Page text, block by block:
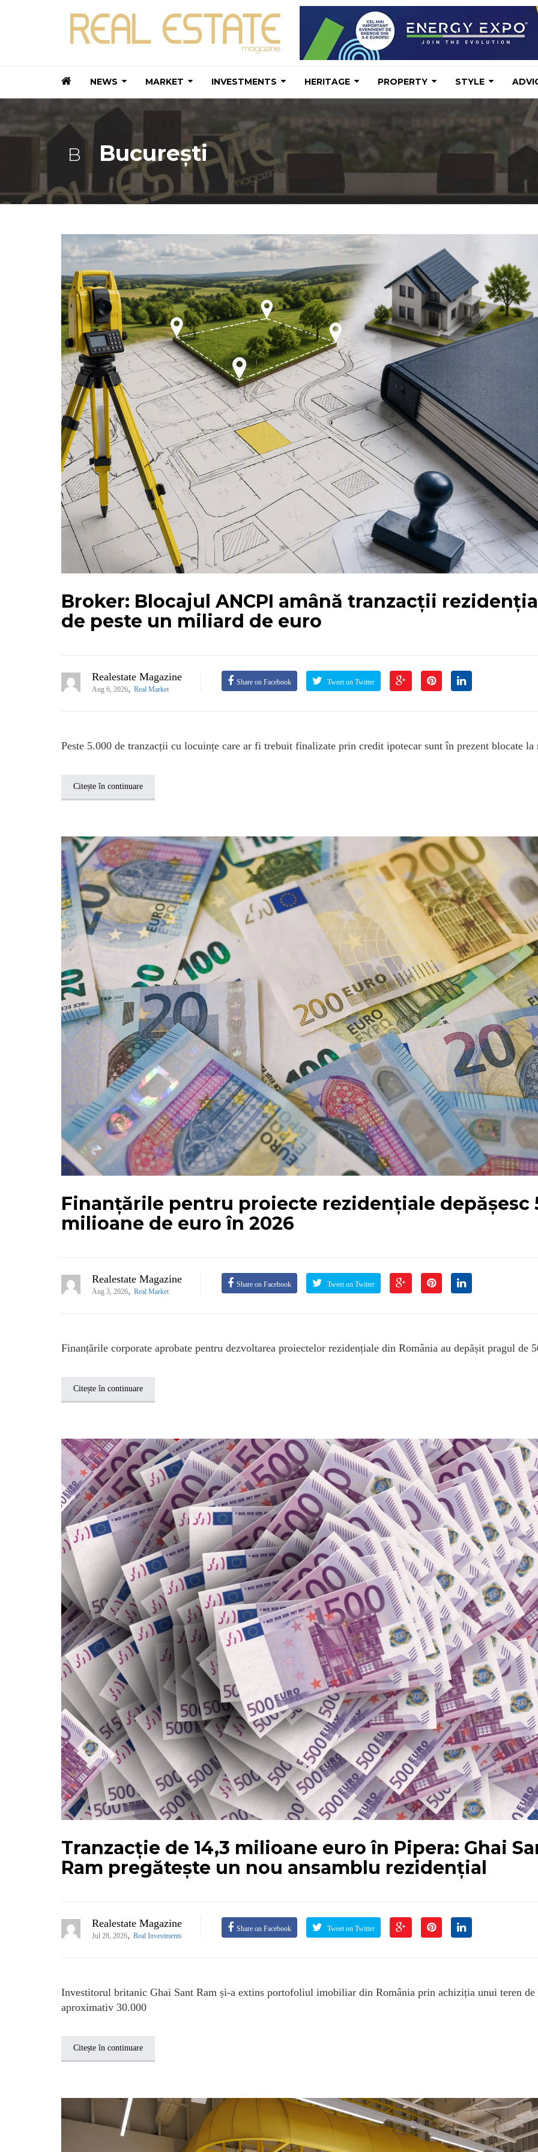
NEWS MARKET INVESTMENTS HERITAGE PROPERTY STYLE
B București
Broker: Blocajul ANCPI amână tranzacții
de peste un miliard de euro
Realestate Magazine
Aug 6, 2026, Real Market
Share on Facebook Tweet on Twitter
Peste 5.000 de tranzacții cu locuințe care ar fi trebuit finalizate prin credit ipotecar sunt în prezent blocate la
Citește în continuare
Finanțările pentru proiecte rezidențiale depășesc
milioane de euro în 2026
Realestate Magazine
Aug 3, 2026, Real Market
Share on Facebook Tweet on Twitter
Finanțările corporate aprobate pentru dezvoltarea proiectelor rezidențiale din România au depășit pragul de
Citește în continuare
Tranzacție de 14,3 milioane euro în Pipera: Ghai
Ram pregătește un nou ansamblu rezidențial
Realestate Magazine
Jul 28, 2026, Real Investments
Share on Facebook Tweet on Twitter
Investitorul britanic Ghai Sant Ram și-a extins portofoliul imobiliar din România prin achiziția unui teren de
aproximativ 30.000
Citește în continuare